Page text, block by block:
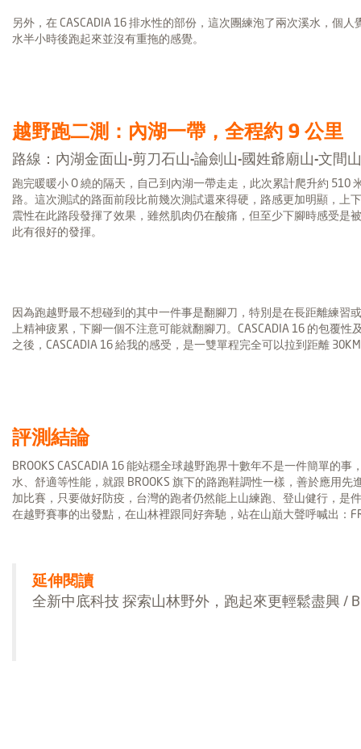
另外，在 CASCADIA 16 排水性的部份，這次團練泡了兩次溪水，個
水半小時後跑起來並沒有重拖的感覺。
越野跑二測：內湖一帶，全程約 9 公里
路線：內湖金面山-剪刀石山-論劍山-國姓爺廟山-文間
跑完暖暖小 O 繞的隔天，自己到內湖一帶走走，此次累計爬升約
路。這次測試的路面前段比前幾次測試還來得硬，路感更加明顯，上
震性在此路段發揮了效果，雖然肌肉仍在酸痛，但至少下腳時感受是
此有很好的發揮。
因為跑越野最不想碰到的其中一件事是翻腳刀，特別是在長距離練
上精神疲累，下腳一個不注意可能就翻腳刀。CASCADIA 16 的包覆
之後，CASCADIA 16 給我的感受，是一雙單程完全可以拉到距離
評測結論
BROOKS CASCADIA 16 能站穩全球越野跑界十數年不是一件簡單的
水、舒適等性能，就跟 BROOKS 旗下的路跑鞋調性一樣，善於應用
加比賽，只要做好防疫，台灣的跑者仍然能上山練跑、登山健行，是
在越野賽事的出發點，在山林裡跟同好奔馳，站在山巔大聲呼喊出：
延伸閱讀
全新中底科技 探索山林野外，跑起來更輕鬆盡興 /